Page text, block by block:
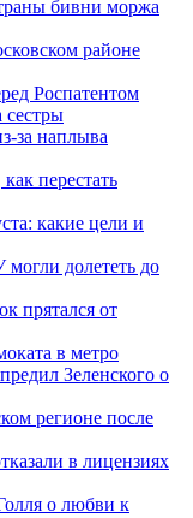
бивни моржа
районе
Роспатентом
сестры
за наплыва
перестать
какие цели и
долететь до
прятался от
в метро
Зеленского о
регионе после
в лицензиях
о любви к